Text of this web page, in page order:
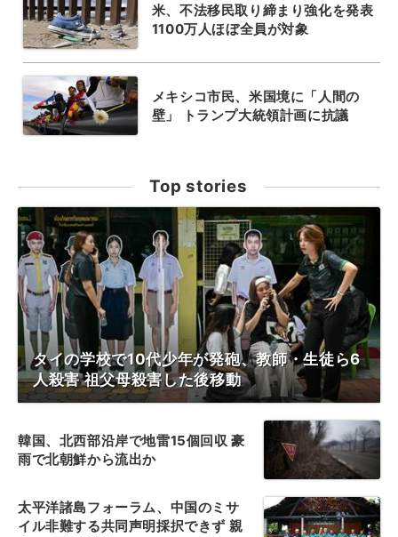
米、不法移民取り締まり強化を発表
1100万人ほぼ全員が対象
メキシコ市民、米国境に「人間の
壁」 トランプ大統領計画に抗議
Top stories
タイの学校で10代少年が発砲、教師・生徒ら6
人殺害 祖父母殺害した後移動
韓国、北西部沿岸で地雷15個回収 豪
雨で北朝鮮から流出か
太平洋諸島フォーラム、中国のミサ
イル非難する共同声明採択できず 親